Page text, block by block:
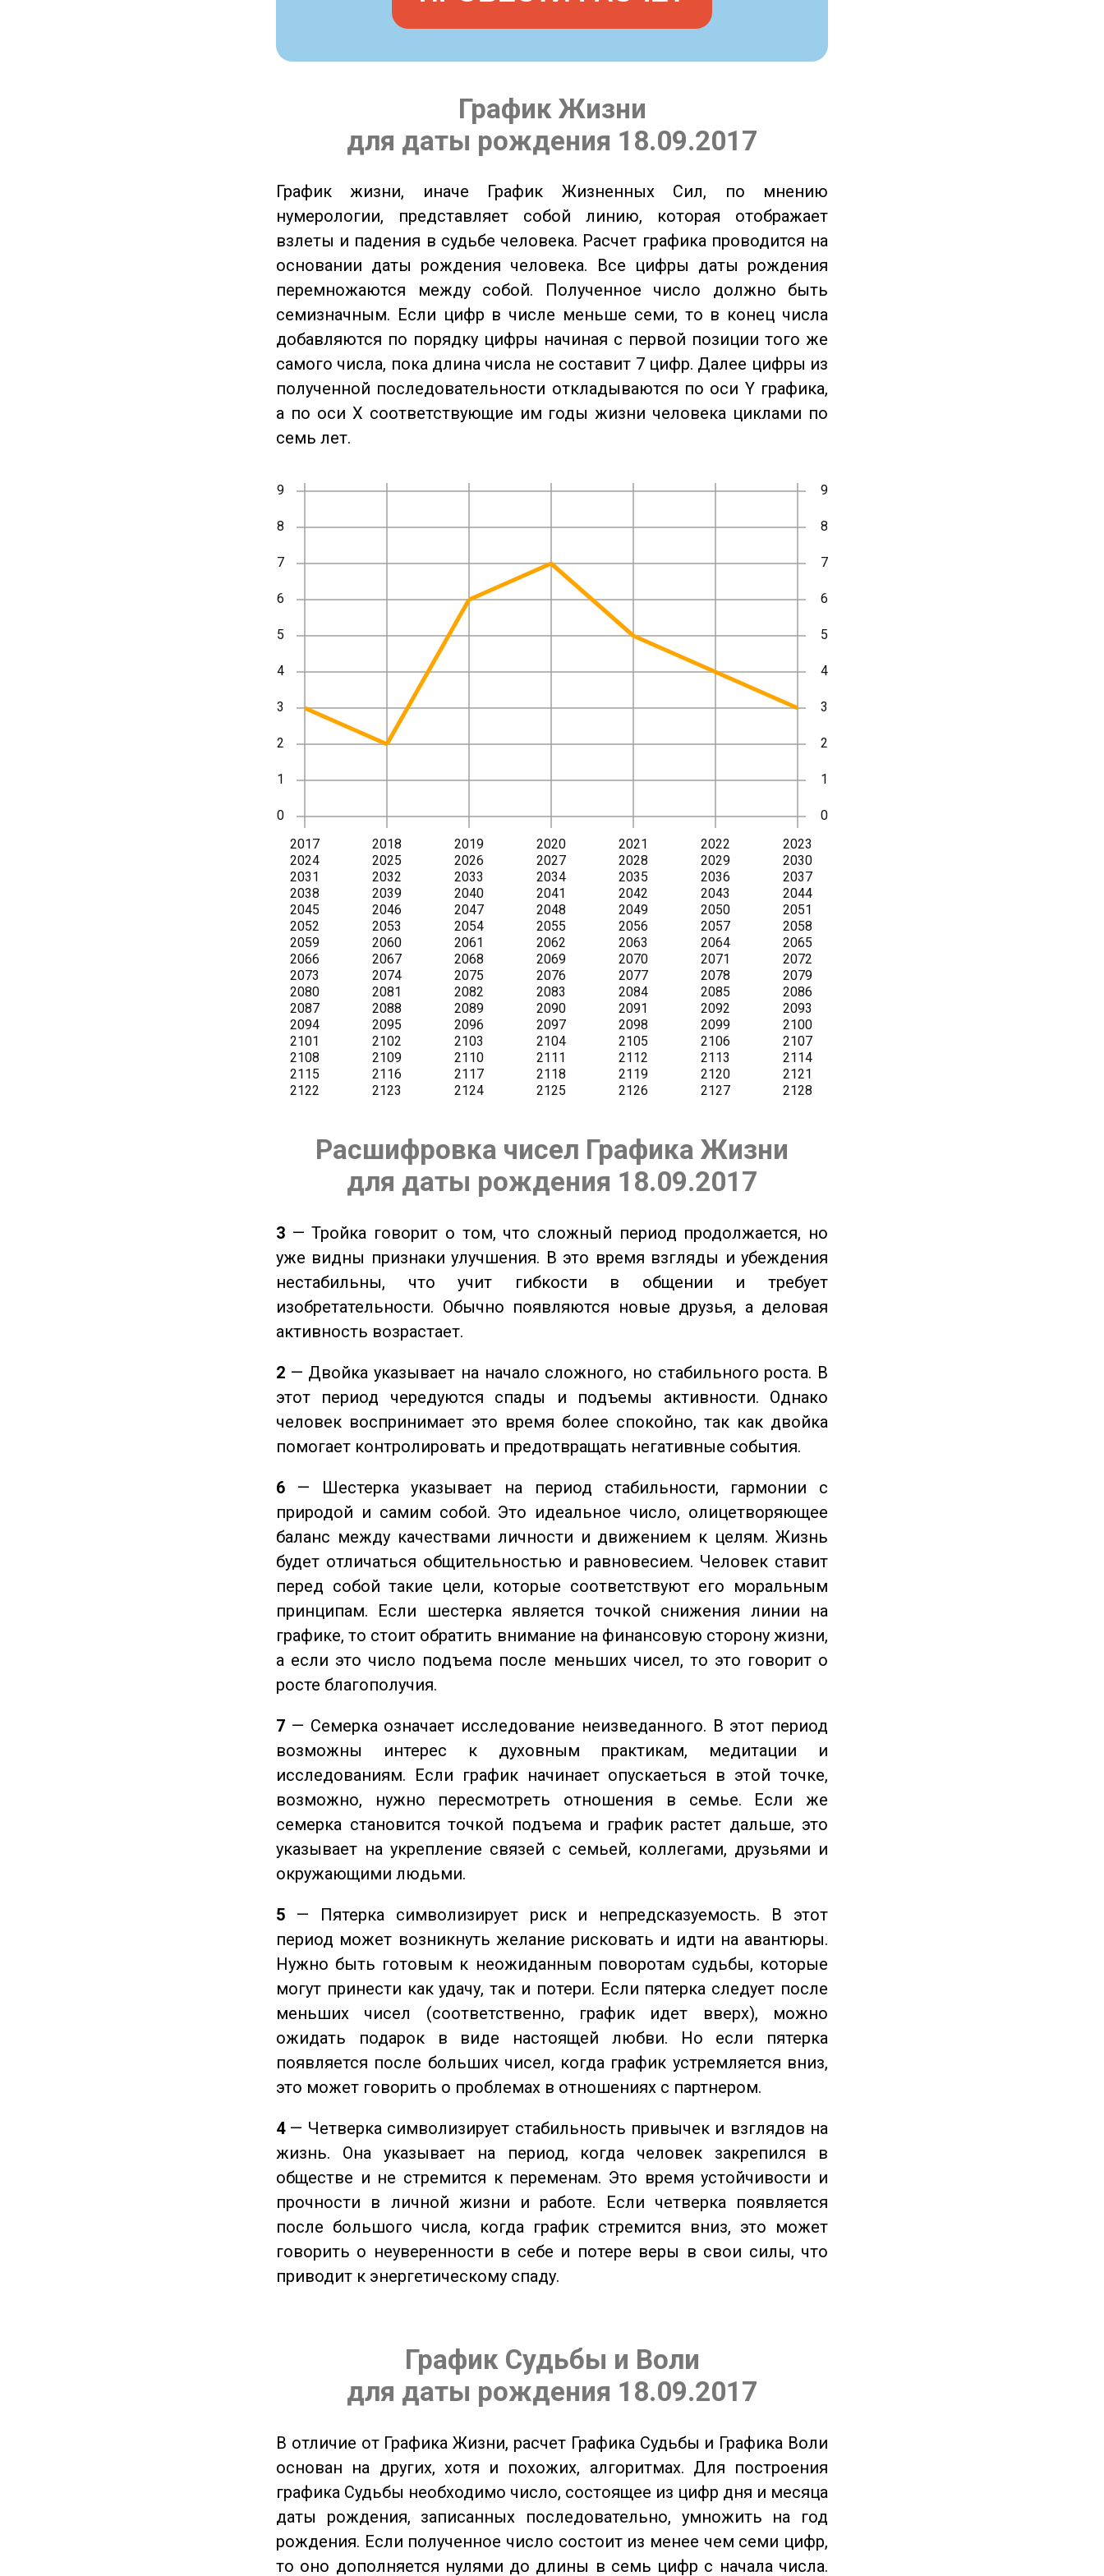
График Жизни
для даты рождения 18.09.2017
График жизни, иначе График Жизненных Сил, по мнению
нумерологии, представляет собой линию, которая отображает
взлеты и падения в судьбе человека. Расчет графика проводится на
основании даты рождения человека. Все цифры даты рождения
перемножаются между собой. Полученное число должно быть
семизначным. Если цифр в числе меньше семи, то в конец числа
добавляются по порядку цифры начиная с первой позиции того же
самого числа, пока длина числа не составит 7 цифр. Далее цифры из
полученной последовательности откладываются по оси Y графика,
а по оси X соответствующие им годы жизни человека циклами по
семь лет.
Расшифровка чисел Графика Жизни
для даты рождения 18.09.2017
3 — Тройка говорит о том, что сложный период продолжается, но
уже видны признаки улучшения. В это время взгляды и убеждения
нестабильны, что учит гибкости в общении и требует
изобретательности. Обычно появляются новые друзья, а деловая
активность возрастает.
2 — Двойка указывает на начало сложного, но стабильного роста. В
этот период чередуются спады и подъемы активности. Однако
человек воспринимает это время более спокойно, так как двойка
помогает контролировать и предотвращать негативные события.
6 — Шестерка указывает на период стабильности, гармонии с
природой и самим собой. Это идеальное число, олицетворяющее
баланс между качествами личности и движением к целям. Жизнь
будет отличаться общительностью и равновесием. Человек ставит
перед собой такие цели, которые соответствуют его моральным
принципам. Если шестерка является точкой снижения линии на
графике, то стоит обратить внимание на финансовую сторону жизни,
а если это число подъема после меньших чисел, то это говорит о
росте благополучия.
7 — Семерка означает исследование неизведанного. В этот период
возможны интерес к духовным практикам, медитации и
исследованиям. Если график начинает опускаеться в этой точке,
возможно, нужно пересмотреть отношения в семье. Если же
семерка становится точкой подъема и график растет дальше, это
указывает на укрепление связей с семьей, коллегами, друзьями и
окружающими людьми.
5 — Пятерка символизирует риск и непредсказуемость. В этот
период может возникнуть желание рисковать и идти на авантюры.
Нужно быть готовым к неожиданным поворотам судьбы, которые
могут принести как удачу, так и потери. Если пятерка следует после
меньших чисел (соответственно, график идет вверх), можно
ожидать подарок в виде настоящей любви. Но если пятерка
появляется после больших чисел, когда график устремляется вниз,
это может говорить о проблемах в отношениях с партнером.
4— Четверка символизирует стабильность привычек и взглядов на
жизнь. Она указывает на период, когда человек закрепился в
обществе и не стремится к переменам. Это время устойчивости и
прочности в личной жизни и работе. Если четверка появляется
после большого числа, когда график стремится вниз, это может
говорить о неуверенности в себе и потере веры в свои силы, что
приводит к энергетическому спаду.
График Судьбы и Воли
для даты рождения 18.09.2017
В отличие от Графика Жизни, расчет Графика Судьбы и Графика Воли
основан на других, хотя и похожих, алгоритмах. Для построения
графика Судьбы необходимо число, состоящее из цифр дня и месяца
даты рождения, записанных последовательно, умножить на год
рождения. Если полученное число состоит из менее чем семи цифр,
то оно дополняется нулями до длины в семь цифр с начала числа.